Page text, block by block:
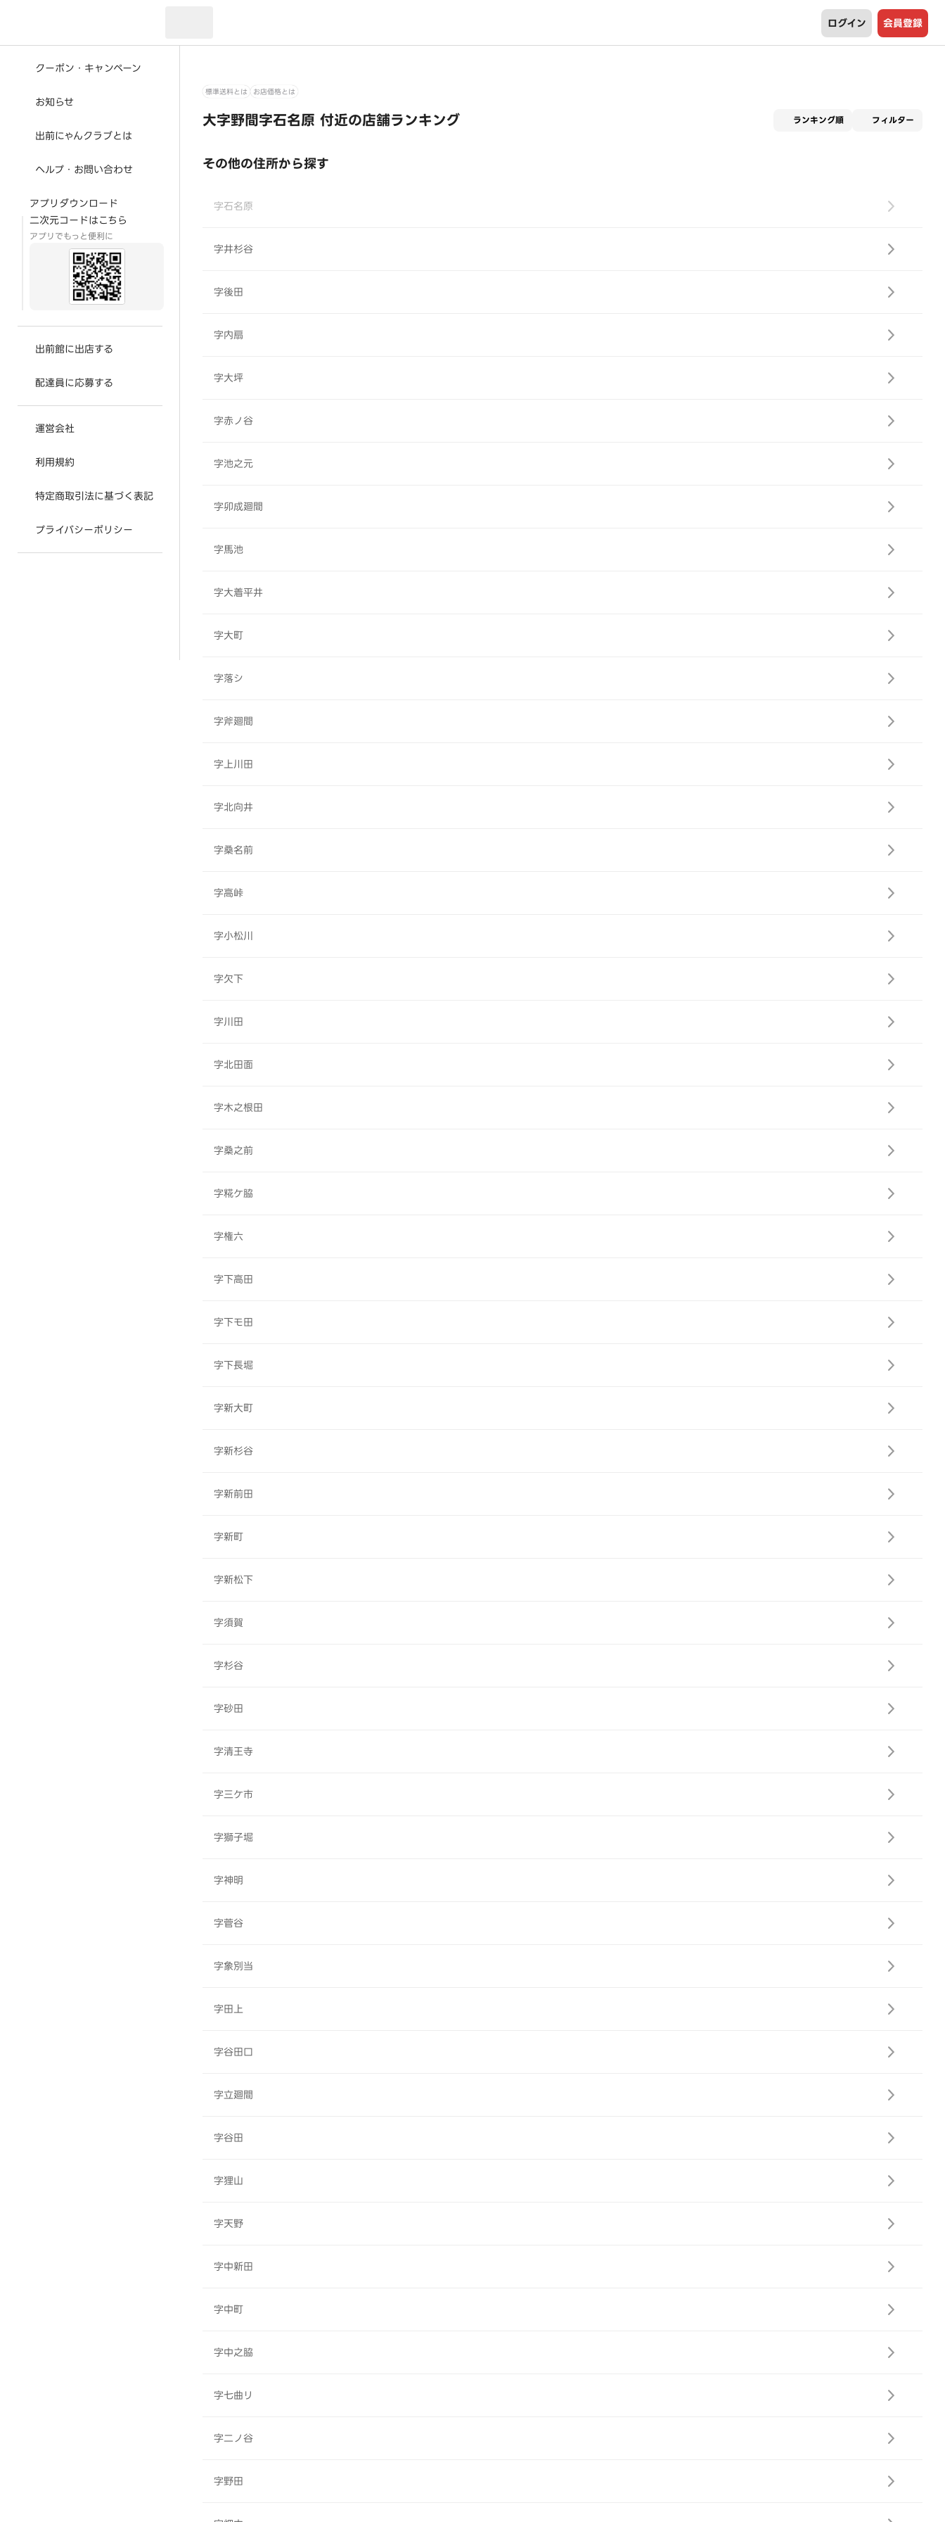
ログイン 会員登録
クーポン・キャンペーン
お知らせ
出前にゃんクラブとは
ヘルプ・お問い合わせ
アプリダウンロード
二次元コードはこちら
アプリでもっと便利に
出前館に出店する
配達員に応募する
運営会社
利用規約
特定商取引法に基づく表記
プライバシーポリシー
標準送料とは お店価格とは
大字野間字石名原 付近の店舗ランキング ランキング順 フィルター
その他の住所から探す
字石名原
字井杉谷
字後田
字内扇
字大坪
字赤ノ谷
字池之元
字卯成廻間
字馬池
字大着平井
字大町
字落シ
字斧廻間
字上川田
字北向井
字桑名前
字高峠
字小松川
字欠下
字川田
字北田面
字木之根田
字桑之前
字糀ケ脇
字権六
字下高田
字下モ田
字下長堀
字新大町
字新杉谷
字新前田
字新町
字新松下
字須賀
字杉谷
字砂田
字清王寺
字三ケ市
字獅子堀
字神明
字菅谷
字象別当
字田上
字谷田口
字立廻間
字谷田
字狸山
字天野
字中新田
字中町
字中之脇
字七曲リ
字二ノ谷
字野田